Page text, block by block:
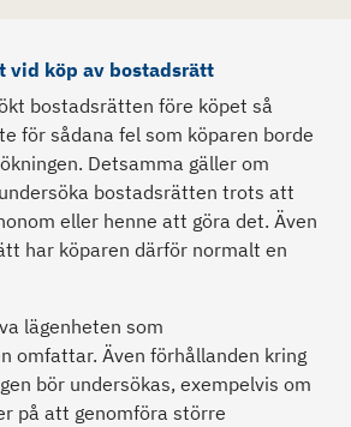
vid köp av bostadsrätt
bostadsrätten före köpet så
för sådana fel som köparen borde
Detsamma gäller om
bostadsrätten trots att
eller henne att göra det. Även
har köparen därför normalt en
lägenheten som
omfattar. Även förhållanden kring
bör undersökas, exempelvis om
på att genomföra större